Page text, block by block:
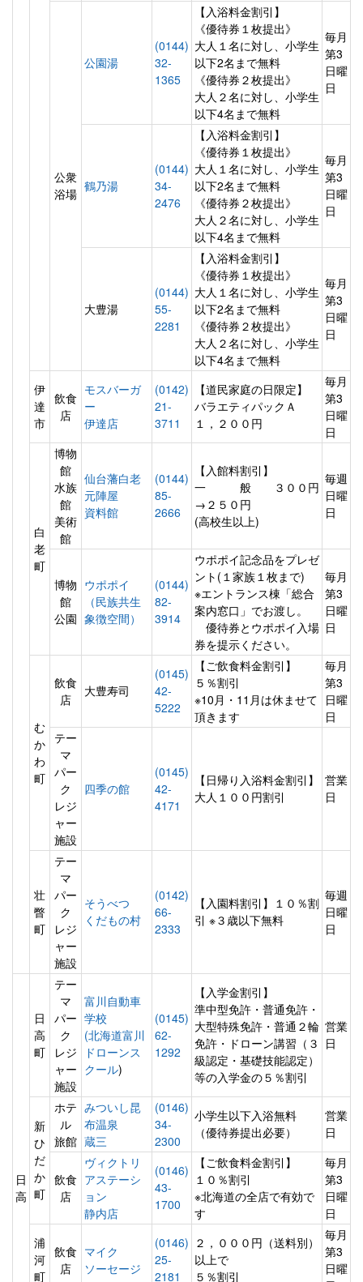
公衆
浴場
公園湯
(0144)
32-
1365
【入浴料金割引】
《優待券１枚提出》
大人１名に対し、小学生
以下2名まで無料
《優待券２枚提出》
大人２名に対し、小学生
以下4名まで無料
毎月
第3
日曜
日
鶴乃湯
(0144)
34-
2476
【入浴料金割引】
《優待券１枚提出》
大人１名に対し、小学生
以下2名まで無料
《優待券２枚提出》
大人２名に対し、小学生
以下4名まで無料
毎月
第3
日曜
日
大豊湯
(0144)
55-
2281
【入浴料金割引】
《優待券１枚提出》
大人１名に対し、小学生
以下2名まで無料
《優待券２枚提出》
大人２名に対し、小学生
以下4名まで無料
毎月
第3
日曜
日
伊
達
市
飲食
店
モスバーガ
ー
伊達店
(0142)
21-
3711
【道民家庭の日限定】
バラエティパックＡ
１，２００円
毎月
第3
日曜
日
白
老
町
博物
館
水族
館
美術
館
仙台藩白老
元陣屋
資料館
(0144)
85-
2666
【入館料割引】
一 般 ３００円
→２５０円
(高校生以上)
毎週
日曜
日
博物
館
公園
ウポポイ
（民族共生
象徴空間）
(0144)
82-
3914
ウポポイ記念品をプレゼ
ント(１家族１枚まで)
※エントランス棟「総合
案内窓口」でお渡し。
優待券とウポポイ入場
券を提示ください。
毎月
第3
日曜
日
む
か
わ
町
飲食
店
大豊寿司
(0145)
42-
5222
【ご飲食料金割引】
５％割引
※10月・11月は休ませて
頂きます
毎月
第3
日曜
日
テー
マ
パー
ク
レジ
ャー
施設
四季の館
(0145)
42-
4171
【日帰り入浴料金割引】
大人１００円割引
営業
日
壮
瞥
町
テー
マ
パー
ク
レジ
ャー
施設
そうべつ
くだもの村
(0142)
66-
2333
【入園料割引】１０％割
引 ※３歳以下無料
毎週
日曜
日
日
高
日
高
町
テー
マ
パー
ク
レジ
ャー
施設
富川自動車
学校
(北海道富川
ドローンス
クール)
(0145)
62-
1292
【入学金割引】
準中型免許・普通免許・
大型特殊免許・普通２輪
免許・ドローン講習（３
級認定・基礎技能認定）
等の入学金の５％割引
営業
日
新
ひ
だ
か
町
ホテ
ル
旅館
みついし昆
布温泉
蔵三
(0146)
34-
2300
小学生以下入浴無料
（優待券提出必要）
営業
日
飲食
店
ヴィクトリ
アステーシ
ョン
静内店
(0146)
43-
1700
【ご飲食料金割引】
１０％割引
※北海道の全店で有効で
す
毎月
第3
日曜
日
浦
河
町
飲食
店
マイク
ソーセージ
(0146)
25-
2181
２，０００円（送料別）
以上で
５％割引
毎月
第3
日曜